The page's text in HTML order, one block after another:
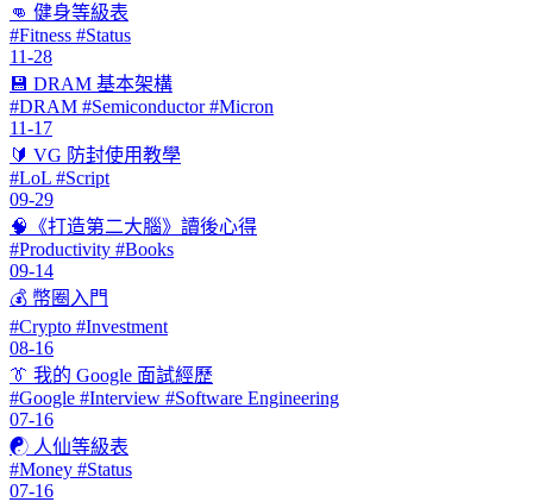
👊 健身等級表
#Fitness #Status
11-28
💾 DRAM 基本架構
#DRAM #Semiconductor #Micron
11-17
🔰 VG 防封使用教學
#LoL #Script
09-29
🧠《打造第二大腦》讀後心得
#Productivity #Books
09-14
💰 幣圈入門
#Crypto #Investment
08-16
👔 我的 Google 面試經歷
#Google #Interview #Software Engineering
07-16
☯ 人仙等級表
#Money #Status
07-16